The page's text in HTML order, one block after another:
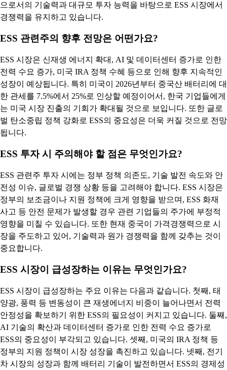
으로서의 기술력과 대규모 투자 능력을 바탕으로 ESS 시장에서
경쟁력을 유지하고 있습니다.
ESS 관련주의 향후 전망은 어떤가요?
ESS 시장은 신재생 에너지 확대, AI 및 데이터센터 증가로 인한
전력 수요 증가, 미국 IRA 정책 수혜 등으로 인해 향후 지속적인
성장이 예상됩니다. 특히 미국이 2026년부터 중국산 배터리에 대
한 관세를 7.5%에서 25%로 인상할 예정이어서, 한국 기업들에게
는 미국 시장 진출의 기회가 확대될 것으로 보입니다. 또한 글로
벌 탄소중립 정책 강화로 ESS의 중요성은 더욱 커질 것으로 전망
됩니다.
ESS 투자 시 주의해야 할 점은 무엇인가요?
ESS 관련주 투자 시에는 정부 정책 의존도, 기술 발전 속도와 안
전성 이슈, 글로벌 경쟁 상황 등을 고려해야 합니다. ESS 시장은
정부의 보조금이나 지원 정책에 크게 영향을 받으며, ESS 화재
사고 등 안전 문제가 발생할 경우 관련 기업들의 주가에 부정적
영향을 미칠 수 있습니다. 또한 현재 중국이 가격경쟁력으로 시
장을 주도하고 있어, 기술력과 원가 경쟁력을 함께 갖추는 것이
중요합니다.
ESS 시장이 급성장하는 이유는 무엇인가요?
ESS 시장이 급성장하는 주요 이유는 다음과 같습니다. 첫째, 태
양광, 풍력 등 변동성이 큰 재생에너지 비중이 늘어나면서 전력
안정성을 확보하기 위한 ESS의 필요성이 커지고 있습니다. 둘째,
AI 기술의 확산과 데이터센터 증가로 인한 전력 수요 증가로
ESS의 중요성이 부각되고 있습니다. 셋째, 미국의 IRA 정책 등
정부의 지원 정책이 시장 성장을 촉진하고 있습니다. 넷째, 전기
차 시장의 성장과 함께 배터리 기술이 발전하면서 ESS의 경제성